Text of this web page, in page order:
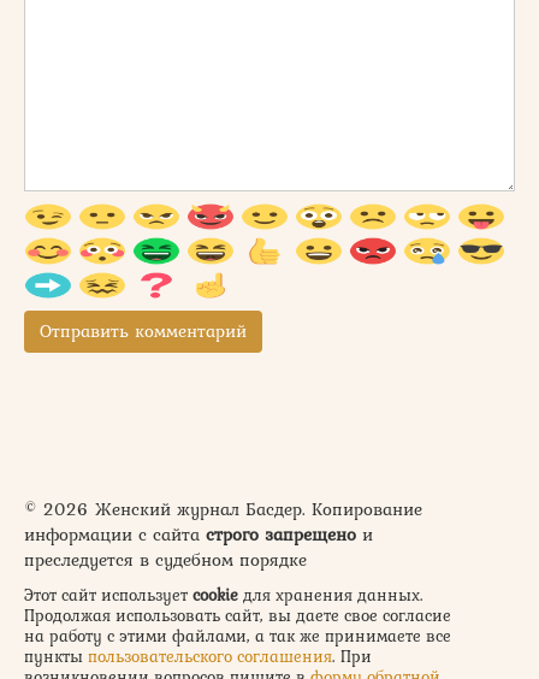
© 2026 Женский журнал Басдер. Копирование
информации с сайта строго запрещено и
преследуется в судебном порядке
Этот сайт использует cookie для хранения данных.
Продолжая использовать сайт, вы даете свое согласие
на работу с этими файлами, а так же принимаете все
пункты пользовательского соглашения. При